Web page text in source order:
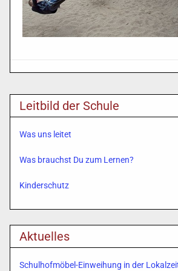
Leitbild der Schule
Was uns leitet
Was brauchst Du zum Lernen?
Kinderschutz
Aktuelles
Schulhofmöbel-Einweihung in der